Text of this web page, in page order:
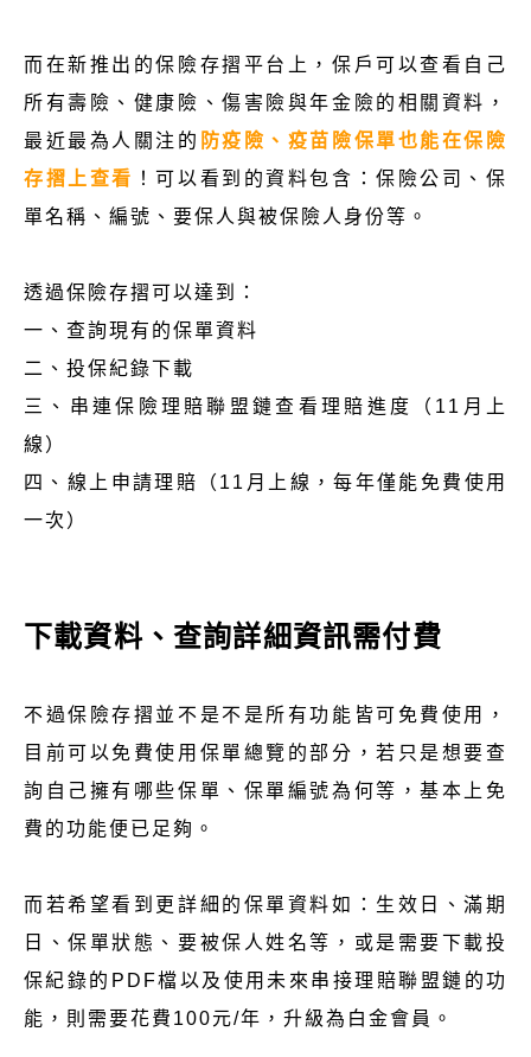
而在新推出的保險存摺平台上，保戶可以查看自己
所有壽險、健康險、傷害險與年金險的相關資料，
最近最為人關注的 防疫險、疫苗險保單也能在保險
存摺上查看 ！可以看到的資料包含：保險公司、保
單名稱、編號、要保人與被保險人身份等。
透過保險存摺可以達到：
一、查詢現有的保單資料
二、投保紀錄下載
三、串連保險理賠聯盟鏈查看理賠進度（11月上
線）
四、線上申請理賠（11月上線，每年僅能免費使用
一次）
下載資料、查詢詳細資訊需付費
不過保險存摺並不是不是所有功能皆可免費使用，
目前可以免費使用保單總覽的部分，若只是想要查
詢自己擁有哪些保單、保單編號為何等，基本上免
費的功能便已足夠。
而若希望看到更詳細的保單資料如：生效日、滿期
日、保單狀態、要被保人姓名等，或是需要下載投
保紀錄的PDF檔以及使用未來串接理賠聯盟鏈的功
能，則需要花費100元/年，升級為白金會員。